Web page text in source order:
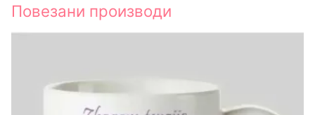
Повезани производи